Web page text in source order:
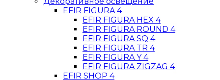
EFIR FIGURA 4
EFIR FIGURA HEX 4
EFIR FIGURA ROUND 4
EFIR FIGURA SQ 4
EFIR FIGURA TR 4
EFIR FIGURA Y 4
EFIR FIGURA ZIGZAG 4
EFIR SHOP 4